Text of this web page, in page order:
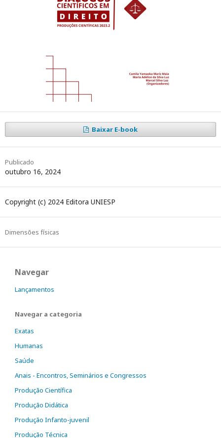
Baixar E-book
Publicado
outubro 16, 2024
Copyright (c) 2024 Editora UNIESP
Dimensões físicas
Navegar
Lançamentos
Navegar a categoria
Exatas
Humanas
Saúde
Anais - Encontros, Seminários e Congressos
Produção Científica
Produção Didática
Produção Infanto-juvenil
Produção Técnica